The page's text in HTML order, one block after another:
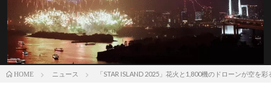
HOME ニュース 「STAR ISLAND 2025」花火と1,800機のドローンが空を